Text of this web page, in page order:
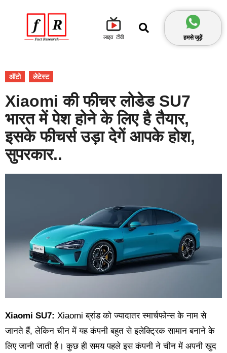
लाइव टीवी हमसे जुड़ें
ऑटो लेटेस्ट
Xiaomi की फीचर लोडेड SU7
भारत में पेश होने के लिए है तैयार,
इसके फीचर्स उड़ा देगें आपके होश,
सुपरकार..
Xiaomi SU7: Xiaomi ब्रांड को ज्यादातर स्मार्चफोन्स के नाम से
जानते हैं, लेकिन चीन में यह कंपनी बहुत से इलेक्ट्रिक सामान बनाने के
लिए जानी जाती है। कुछ ही समय पहले इस कंपनी ने चीन में अपनी खुद